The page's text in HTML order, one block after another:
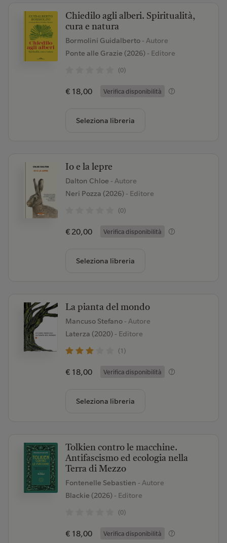
Chiedilo agli alberi. Spiritualità,
cura e natura
Bormolini Guidalberto - Autore
Ponte alle Grazie (2026)- Editore
(0)
€ 18,00 Verifica disponibilità
Seleziona libreria
Io e la lepre
Dalton Chloe - Autore
Neri Pozza (2026)- Editore
(0)
€ 20,00 Verifica disponibilità
Seleziona libreria
La pianta del mondo
Mancuso Stefano - Autore
Laterza (2020)- Editore
(1)
€ 18,00 Verifica disponibilità
Seleziona libreria
Tolkien contro le macchine.
Antifascismo ed ecologia nella
Terra di Mezzo
Fontenelle Sebastien - Autore
Blackie (2026)- Editore
(0)
€ 18,00 Verifica disponibilità